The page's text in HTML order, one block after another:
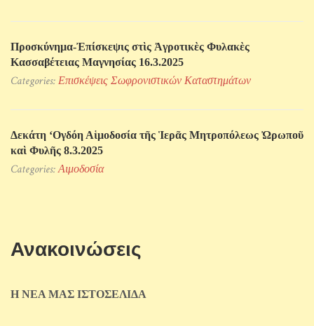
Προσκύνηµα-Ἐπίσκεψις στὶς Ἀγροτικὲς Φυλακὲς
Κασσαβέτειας Μαγνησίας 16.3.2025
Categories: Επισκέψεις Σωφρονιστικών Kαταστημάτων
Δεκάτη ‘Ογδόη Αἱμοδοσία τῆς Ἱερᾶς Μητροπόλεως Ὠρωποῦ
καὶ Φυλῆς 8.3.2025
Categories:Αιμοδοσία
Ανακοινώσεις
Η ΝΕΑ ΜΑΣ ΙΣΤΟΣΕΛΙΔΑ